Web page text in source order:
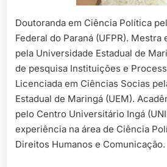
Doutoranda em Ciência Política
Federal do Paraná (UFPR).
pela Universidade Estadual de
de pesquisa Instituições e
Licenciada em Ciências Socias
Estadual de Maringá (UEM).
pelo Centro Universitário Ingá
experiência na área de Ciência
Direitos Humanos e Comunicação.